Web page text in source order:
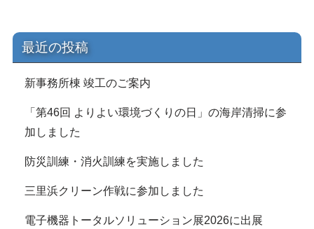
最近の投稿
新事務所棟 竣工のご案内
「第46回 よりよい環境づくりの日」の海岸清掃に参
加しました
防災訓練・消火訓練を実施しました
三里浜クリーン作戦に参加しました
電子機器トータルソリューション展2026に出展